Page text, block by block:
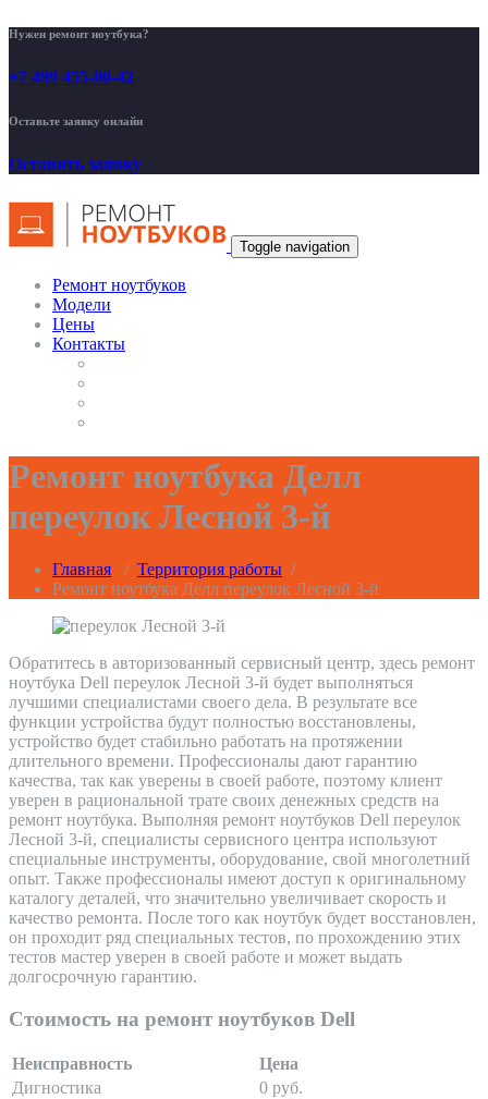
Нужен ремонт ноутбука?
+7 499 455-00-42
Оставьте заявку онлайн
Оставить заявку
Toggle navigation
Ремонт ноутбуков
Модели
Цены
Контакты
Ремонт ноутбука Делл
переулок Лесной 3-й
Главная / Территория работы /
Ремонт ноутбука Делл переулок Лесной 3-й
Обратитесь в авторизованный сервисный центр, здесь ремонт
ноутбука Dell переулок Лесной 3-й будет выполняться
лучшими специалистами своего дела. В результате все
функции устройства будут полностью восстановлены,
устройство будет стабильно работать на протяжении
длительного времени. Профессионалы дают гарантию
качества, так как уверены в своей работе, поэтому клиент
уверен в рациональной трате своих денежных средств на
ремонт ноутбука. Выполняя ремонт ноутбуков Dell переулок
Лесной 3-й, специалисты сервисного центра используют
специальные инструменты, оборудование, свой многолетний
опыт. Также профессионалы имеют доступ к оригинальному
каталогу деталей, что значительно увеличивает скорость и
качество ремонта. После того как ноутбук будет восстановлен,
он проходит ряд специальных тестов, по прохождению этих
тестов мастер уверен в своей работе и может выдать
долгосрочную гарантию.
Стоимость на ремонт ноутбуков Dell
Неисправность
Цена
Дигностика
0 руб.